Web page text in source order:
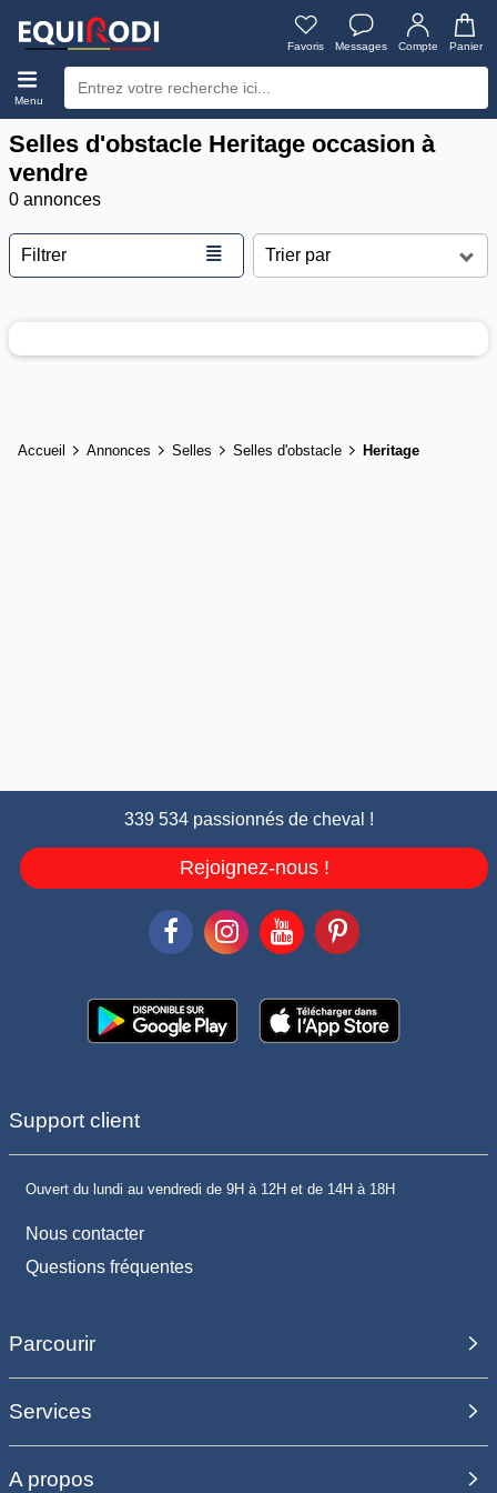
Favoris Messages Compte Panier
Menu
Selles d'obstacle Heritage occasion à
vendre
0 annonces
Filtrer ≣
Accueil Annonces Selles Selles d'obstacle Heritage
339 534 passionnés de cheval !
Rejoignez-nous !
Support client
Ouvert du lundi au vendredi de 9H à 12H et de 14H à 18H
Nous contacter
Questions fréquentes
Parcourir
Services
A propos